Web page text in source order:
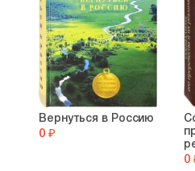
Вернуться в Россию
0 ₽
0